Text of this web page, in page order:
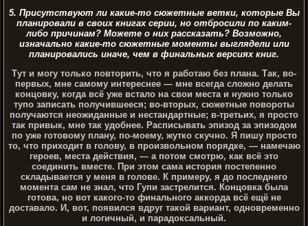
5. Присутствуют ли какие-то сюжетные ветки, которые Вы
планировали в своих книгах серии, но отбросили по каким-
либо причинам? Можете о них рассказать? Возможно,
изначально какие-то сюжетные моменты выглядели или
планировались иначе, чем в финальных версиях книг.
Тут и могу только повторить, что я работаю без плана. Так, во-
первых, мне самому интереснее — мне всегда сложно делать
концовку, когда всё уже встало на свои места и нужно только
тупо записать получившееся; во-вторых, сюжетные повороты
получаются неожиданные и нестандартные; в-третьих, я просто
так привык, мне так удобнее. Расписывать эпизод за эпизодом
по уже готовому плану, по-моему, жутко скучно. Я пишу просто
то, что приходит в голову, в произвольном порядке, — намечаю
героев, места действия, — а потом смотрю, как всё это
соединить вместе. При этом сама история постепенно
складывается у меня в голове. К примеру, я до последнего
момента сам не знал, что Гупи застрелится. Концовка была
готова, но вот какого-то финального аккорда всё ещё не
доставало. И, вот, появился вдруг такой вариант, одновременно
и логичный, и парадоксальный.